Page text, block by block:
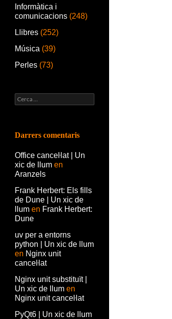
Informàtica i
comunicacions (248)
Llibres (252)
Música (39)
Perles (73)
Cerca:
Darrers comentaris
Office canceŀlat | Un
xic de llum en
Aranzels
Frank Herbert: Els fills
de Dune | Un xic de
llum en Frank Herbert:
Dune
uv per a entorns
python | Un xic de llum
en Nginx unit
canceŀlat
Nginx unit substituït |
Un xic de llum en
Nginx unit canceŀlat
PyQt6 | Un xic de llum